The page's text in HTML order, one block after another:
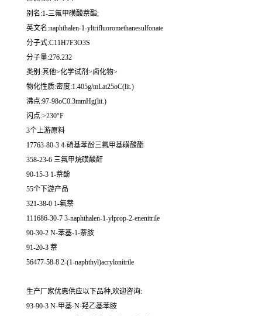
别名:1-三氟甲磺酸萘酯;
英文名:naphthalen-1-yltrifluoromethanesulfonate
分子式:C11H7F3O3S
分子量:276.232
类别:其他>化学试剂>卤化物>
物化性质:密度:1.405g/mLat25oC(lit.)
沸点:97-98oC0.3mmHg(lit.)
闪点:>230°F
3个上游原料
17763-80-3 4-硝基苯酚三氟甲基磺酸酯
358-23-6 三氟甲烷磺酸酐
90-15-3 1-萘酚
55个下游产品
321-38-0 1-氟萘
111686-30-7 3-naphthalen-1-ylprop-2-enenitrile
90-30-2 N-苯基-1-萘胺
91-20-3 萘
56477-58-8 2-(1-naphthyl)acrylonitrile
生产厂家优惠供应以下品种,欢迎咨询:
93-90-3 N-甲基-N-羟乙基苯胺